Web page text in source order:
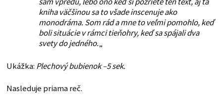
kniha väčšinou sa to všade inscenuje ako
monodráma. Som rád a mne to veľmi pomohlo, keď
boli situácie v rámci tieňohry, keď sa spájali dva
svety do jedného.„
Ukážka: Plechový bubienok –5 sek.
Nasleduje priama reč.